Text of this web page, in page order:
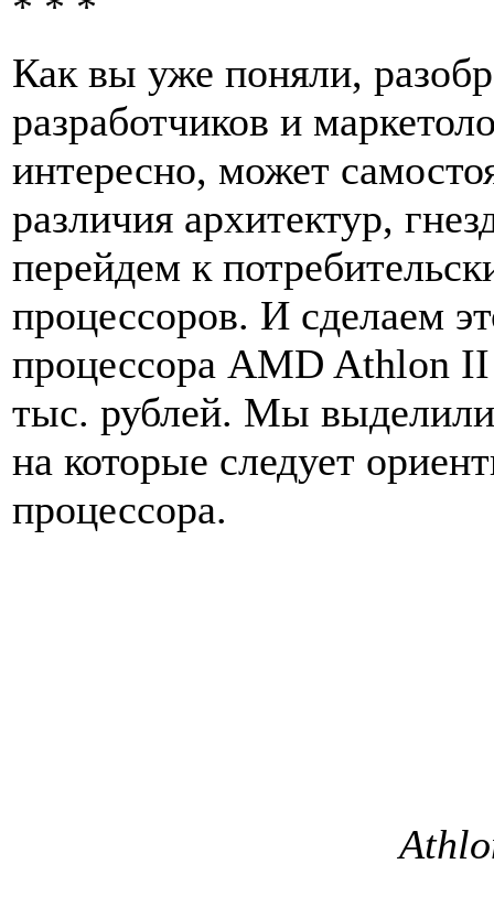
Как вы уже поняли,
разработчиков и
интересно, может
различия архитектур,
перейдем к
процессоров. И сделаем
процессора AMD Athlon
тыс. рублей. Мы выделили
на которые следует
процессора.